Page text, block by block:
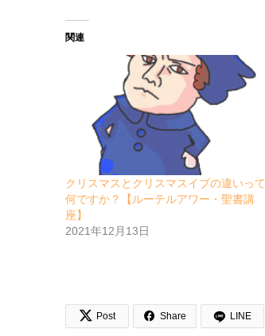
関連
クリスマスとクリスマスイブの違いって
何ですか？【ルーテルアワー・聖書講
座】
2021年12月13日
 Post  Share LINE